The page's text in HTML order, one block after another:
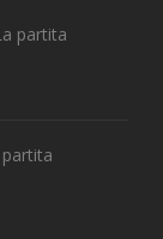
partita